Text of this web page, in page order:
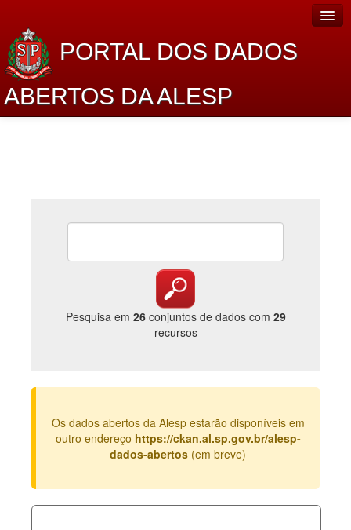
PORTAL DOS DADOS
ABERTOS DA ALESP
Lei de Acesso à Informação
Catálogo de dados
Legislação
Perguntas frequentes
Pesquisa em 26conjuntos de dados com 29
recursos
Os dados abertos da Alesp estarão disponíveis em
outro endereço https://ckan.al.sp.gov.br/alesp-
dados-abertos (em breve)